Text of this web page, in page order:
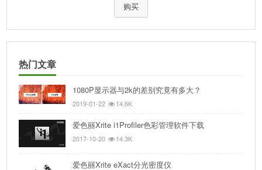
购买
热门文章
1080P显示器与2k的差别究竟有多大？
2019-01-22 14.6K
爱色丽Xrite i1Profiler色彩管理软件下载
2017-10-20 14.3K
爱色丽Xrite eXact分光密度仪